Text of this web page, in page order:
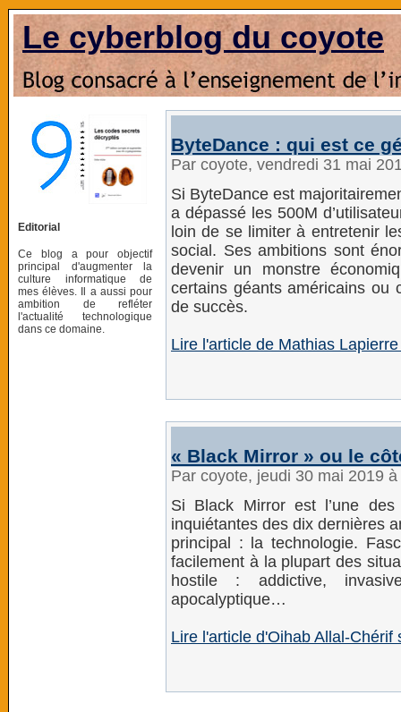
Le cyberblog du coyote
Editorial
Ce blog a pour objectif
principal d'augmenter la
culture informatique de
mes élèves. Il a aussi pour
ambition de refléter
l'actualité technologique
dans ce domaine.
ByteDance : qui est ce
Par coyote, vendredi 31 mai
Si ByteDance est
a dépassé les 500M
loin de se limiter à entretenir
social. Ses ambitions sont
devenir un monstre
certains géants américains ou
de succès.
Lire l'article de Mathias
« Black Mirror » ou le
Par coyote, jeudi 30 mai 2019
Si Black Mirror est l’une
inquiétantes des dix dernières
principal : la technologie.
facilement à la plupart des
hostile : addictive,
apocalyptique…
Lire l'article d'Oihab Allal-Chérif